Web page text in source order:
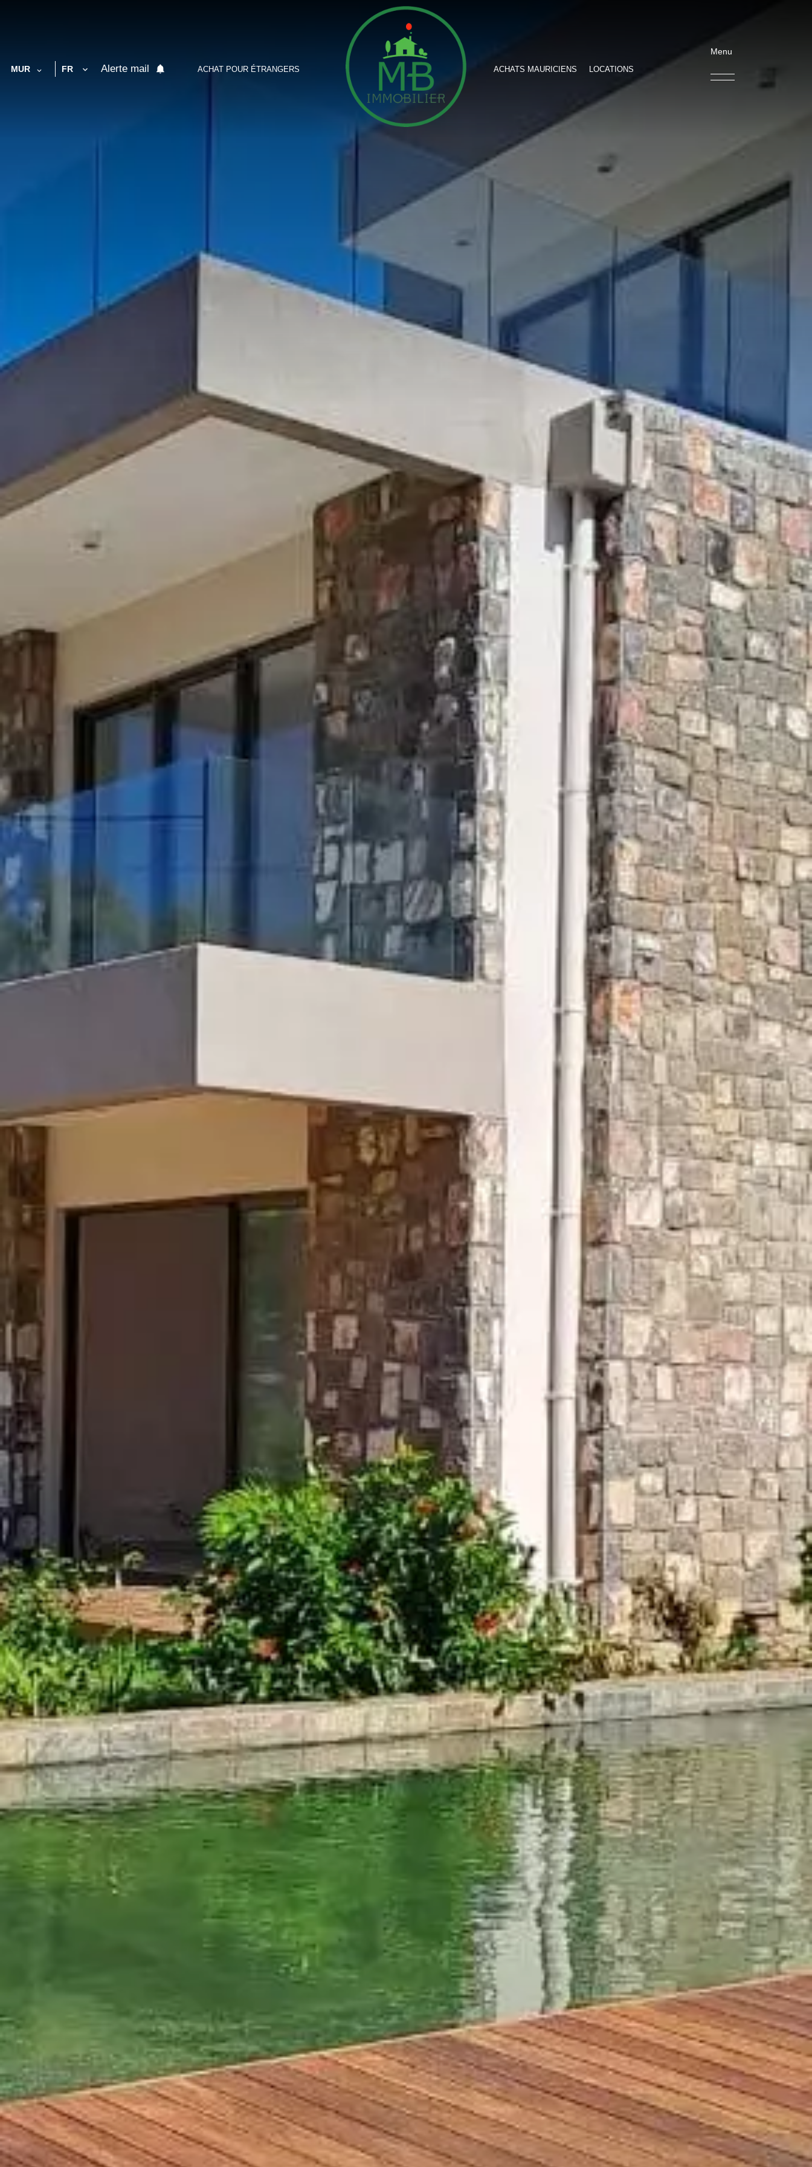
MUR FR Alerte mail ACHAT POUR ÉTRANGERS ACHATS MAURICIENS LOCATIONS
Menu